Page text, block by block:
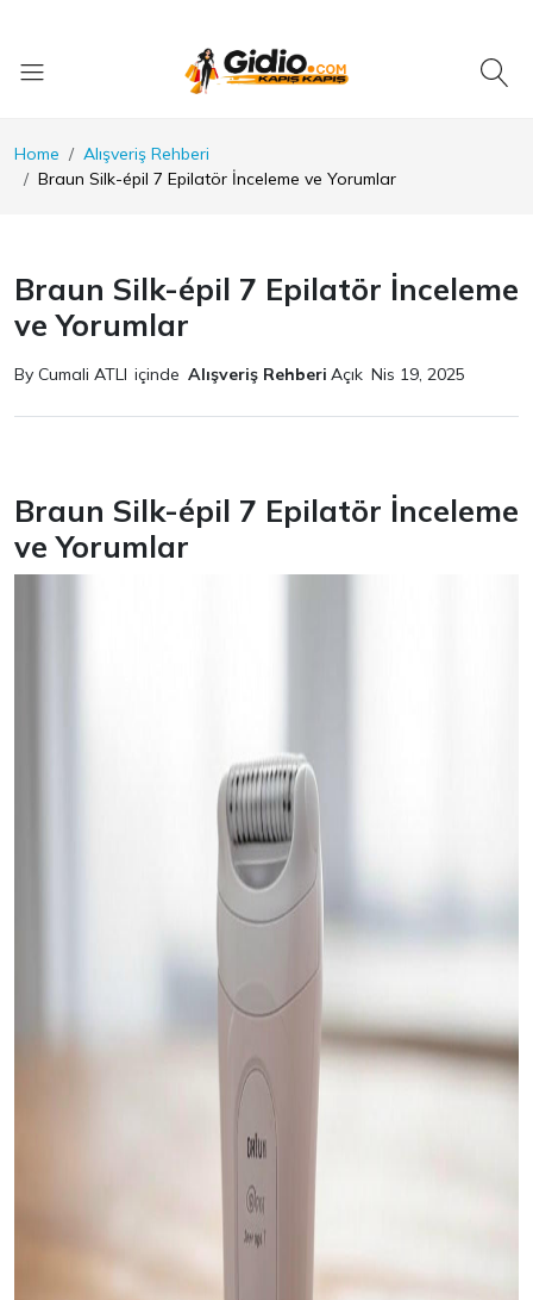
Home
Alışveriş Rehberi
Braun Silk-épil 7 Epilatör İnceleme ve Yorumlar
Braun Silk-épil 7 Epilatör İnceleme
ve Yorumlar
By Cumali ATLI içinde Alışveriş Rehberi Açık Nis 19, 2025
Braun Silk-épil 7 Epilatör İnceleme
ve Yorumlar